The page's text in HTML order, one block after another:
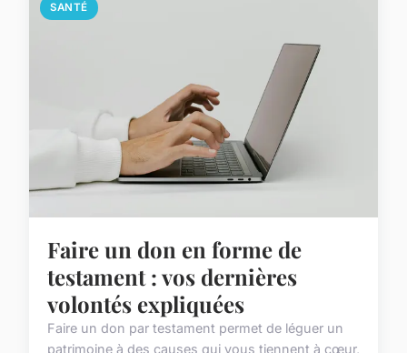
SANTÉ
Faire un don en forme de
testament : vos dernières
volontés expliquées
Faire un don par testament permet de léguer un
patrimoine à des causes qui vous tiennent à cœur,